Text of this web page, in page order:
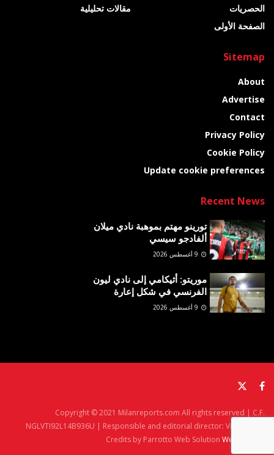
الحصريات
الصفحة الأولى
مقالات تحليلية
Sitemap
About
Advertise
Contact
Privacy Policy
Cookie Policy
Update cookie preferences
Recent News
تورينو مهتم بموهبة نادي ميلان
ألفادجو سيسي
موريتو: أثيكامي إلى نادي ليون
الفرنسي في شكل إعارة
Copyright © 2021 Milanreports.com All rights reserved | C.F.
NGLVTI92L14B936U | Responsible and editorial director: Vito Angelè
Credits by Parrotto Web Solution Web Agency